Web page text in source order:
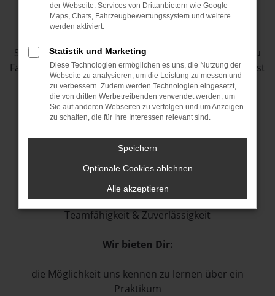
Schwerpunkt Personenkraftwagentechnik wartest Du
Fahrzeuge, prüfst fahrzeugtechnischen Systeme, führst
Reparaturen aus und rüstest die Fahrzeuge mit
Zusatzeinrichtungen, Sonderausstattungen und
Zubehörteilen aus.
Das bringst Du mit:
mindestens den Abschluss der Hauptschule
technisches Interesse
die Bereitschaft Dich einzubringen
Teamfähigkeit & Zuverlässigkeit
Wir bieten Dir:
die Möglichkeit uns kennen zu lernen über ein
Praktikum
der Webseite. Services von Drittanbietern wie Google
Maps, Chats, Fahrzeugbewertungssystem und weitere
werden aktiviert.
Statistik und Marketing
Diese Technologien ermöglichen es uns, die Nutzung der
Webseite zu analysieren, um die Leistung zu messen und
zu verbessern. Zudem werden Technologien eingesetzt,
die von dritten Werbetreibenden verwendet werden, um
Sie auf anderen Webseiten zu verfolgen und um Anzeigen
zu schalten, die für Ihre Interessen relevant sind.
Speichern
Optionale Cookies ablehnen
Alle akzeptieren